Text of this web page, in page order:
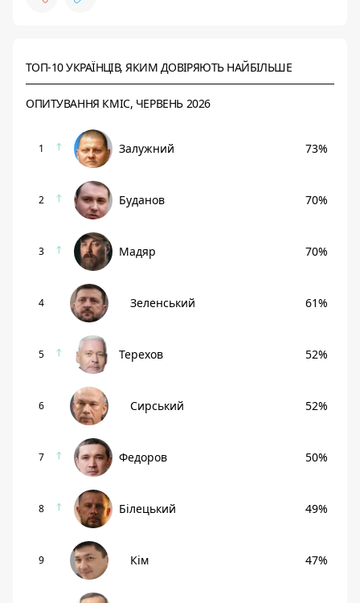
ТОП-10 УКРАЇНЦІВ, ЯКИМ ДОВІРЯЮТЬ НАЙБІЛЬШЕ
ОПИТУВАННЯ КМІС, ЧЕРВЕНЬ 2026
1 Залужний 73%
2 Буданов 70%
3 Мадяр 70%
4 Зеленський 61%
5 Терехов 52%
6 Сирський 52%
7 Федоров 50%
8 Білецький 49%
9 Кім 47%